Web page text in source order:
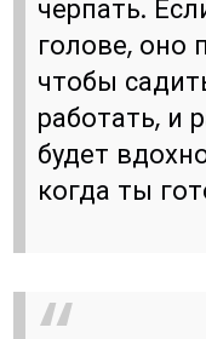
черпать.
голове, оно
чтобы
работать, и
будет
когда ты